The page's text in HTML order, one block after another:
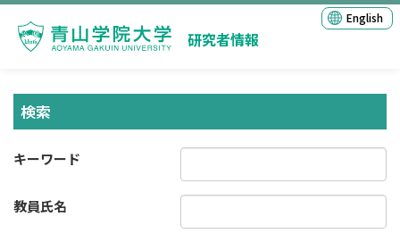
研究者情報
English
検索
キーワード
教員氏名